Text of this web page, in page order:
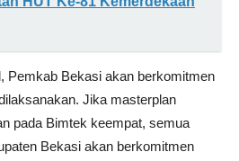
Pemkab Bekasi akan berkomitmen
Jika masterplan
pada Bimtek keempat, semua
Bekasi akan berkomitmen